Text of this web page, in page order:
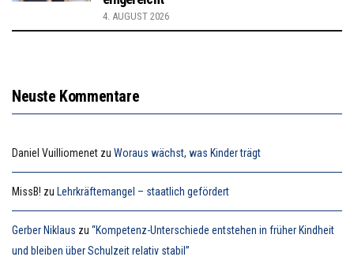
4. AUGUST 2026
Neuste Kommentare
Daniel Vuilliomenet zu Woraus wächst, was Kinder trägt
MissB! zu Lehrkräftemangel – staatlich gefördert
Gerber Niklaus zu “Kompetenz-Unterschiede entstehen in früher Kindheit
und bleiben über Schulzeit relativ stabil”